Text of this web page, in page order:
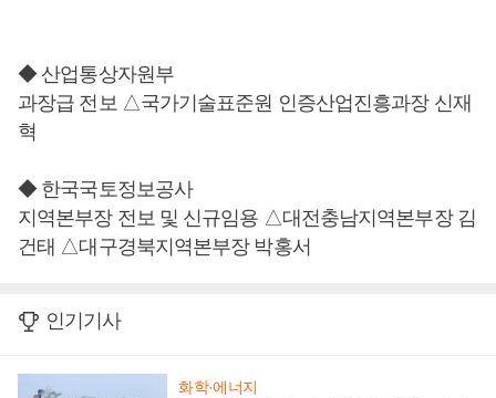
◆ 산업통상자원부
과장급 전보 △국가기술표준원 인증산업진흥과장 신재
혁
◆ 한국국토정보공사
지역본부장 전보 및 신규임용 △대전충남지역본부장 김
건태 △대구경북지역본부장 박홍서
인기기사
화학·에너지